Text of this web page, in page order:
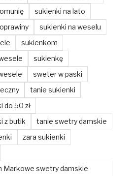
sukienki na lato
sukienki na weselu
sukienkom
sukienkę
sweter w paski
tanie sukienki
do 50 zł
z butik
tanie swetry damskie
zara sukienki
Markowe swetry damskie